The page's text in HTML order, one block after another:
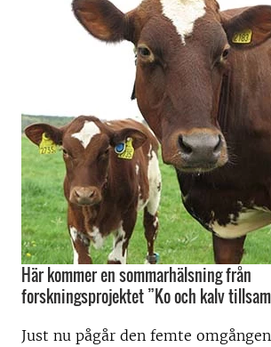
Här kommer en sommarhälsning från
forskningsprojektet ”Ko och kalv
Just nu pågår den femte